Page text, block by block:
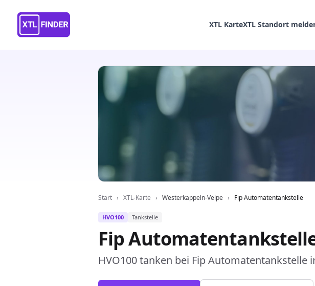
XTL KarteXTL Standort
Start › XTL-Karte › Westerkappeln-Velpe › Fip Automatentankstelle
HVO100 Tankstelle
Fip
HVO100 tanken bei Fip Automatentankstelle